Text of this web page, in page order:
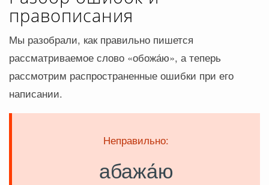
правописания
Мы разобрали, как правильно пишется
рассматриваемое слово «обожа́ю», а теперь
рассмотрим распространенные ошибки при его
написании.
Неправильно:
абажа́ю